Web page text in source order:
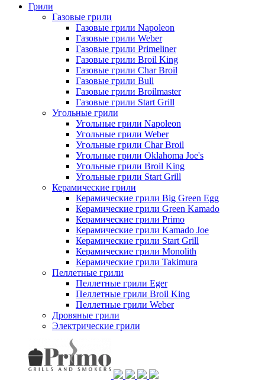
Грили
Газовые грили
Газовые грили Napoleon
Газовые грили Weber
Газовые грили Primeliner
Газовые грили Broil King
Газовые грили Char Broil
Газовые грили Bull
Газовые грили Broilmaster
Газовые грили Start Grill
Угольные грили
Угольные грили Napoleon
Угольные грили Weber
Угольные грили Char Broil
Угольные грили Oklahoma Joe's
Угольные грили Broil King
Угольные грили Start Grill
Керамические грили
Керамические грили Big Green Egg
Керамические грили Green Kamado
Керамические грили Primo
Керамические грили Kamado Joe
Керамические грили Start Grill
Керамические грили Monolith
Керамические грили Takimura
Пеллетные грили
Пеллетные грили Eger
Пеллетные грили Broil King
Пеллетные грили Weber
Дровяные грили
Электрические грили